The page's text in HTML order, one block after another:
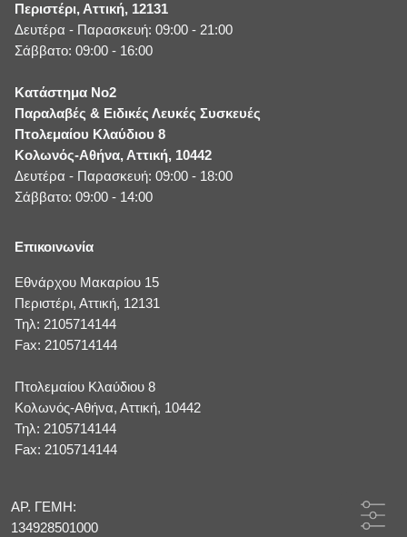
Περιστέρι, Αττική, 12131
Δευτέρα - Παρασκευή: 09:00 - 21:00
Σάββατο: 09:00 - 16:00
Κατάστημα No2
Παραλαβές & Ειδικές Λευκές Συσκευές
Πτολεμαίου Κλαύδιου 8
Κολωνός-Αθήνα, Αττική, 10442
Δευτέρα - Παρασκευή: 09:00 - 18:00
Σάββατο: 09:00 - 14:00
Επικοινωνία
Εθνάρχου Μακαρίου 15
Περιστέρι, Αττική, 12131
Τηλ: 2105714144
Fax: 2105714144
Πτολεμαίου Κλαύδιου 8
Κολωνός-Αθήνα, Αττική, 10442
Τηλ: 2105714144
Fax: 2105714144
ΑΡ. ΓΕΜΗ:
134928501000